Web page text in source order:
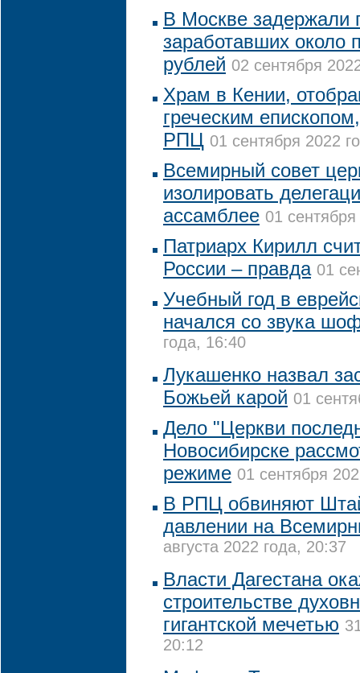
В Москве задержали
заработавших около
рублей 02 сентября
Храм в Кении,
греческим
РПЦ 01 сентября 2022
Всемирный совет
изолировать
ассамблее 01
Патриарх Кирилл
России – правда 01
Учебный год в
начался со звука
года, 16:40
Лукашенко назвал
Божьей карой 01
Дело "Церкви
Новосибирске
режиме 01 сентября
В РПЦ обвиняют
давлении на
августа 2022 года, 20:37
Власти Дагестана
строительстве
гигантской мечетью
20:12